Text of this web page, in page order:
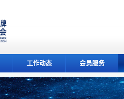
工作动态 会员服务